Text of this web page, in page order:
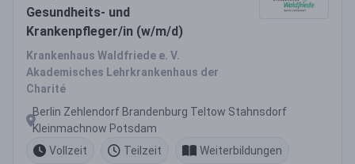
Gesundheits- und
Krankenpfleger/in (w/m/d)
Krankenhaus Waldfriede e. V.
Akademisches Lehrkrankenhaus der
Charité
Berlin Zehlendorf Brandenburg Teltow Stahnsdorf
Kleinmachnow Potsdam
Vollzeit
Teilzeit Weiterbildungen